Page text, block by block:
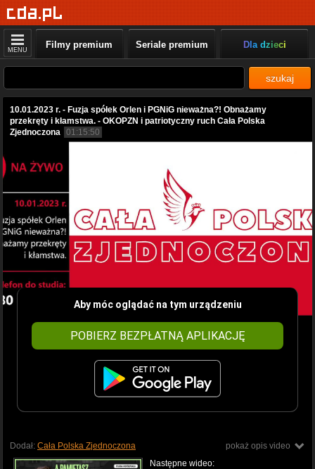
MENU Filmy premium Seriale premium Dla dzieci
szukaj
10.01.2023 r. - Fuzja spółek Orlen i PGNiG nieważna?! Obnażamy
przekręty i kłamstwa. - OKOPZN i patriotyczny ruch Cała Polska
Zjednoczona 01:15:50
Aby móc oglądać na tym urządzeniu
POBIERZ BEZPŁATNĄ APLIKACJĘ
pokaż opis video
Dodał: Cała Polska Zjednoczona
Następne wideo: